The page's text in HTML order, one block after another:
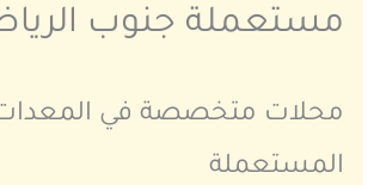
مستعملة جنوب
محلات متخصصة في
المستعملة